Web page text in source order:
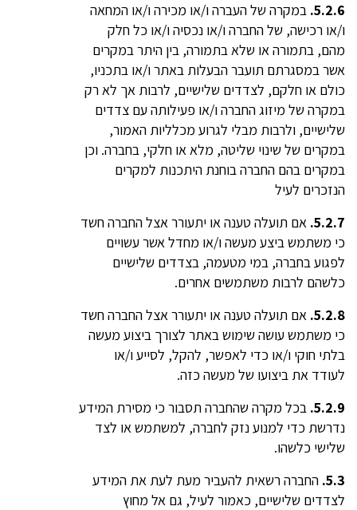
5.2.6. במקרה של העברה ו/או מכירה ו/או המחאה
ו/או רכישה, של החברה ו/או נכסיה ו/או כל חלק
מהם, בתמורה או שלא בתמורה, בין היתר במקרים
אשר במסגרתם תועבר הבעלות באתר ו/או בתכניו,
כולם או חלקם, לצדדים שלישיים, לרבות אך לא רק
במקרה של מיזוג החברה ו/או פעילותה עם צדדים
שלישיים, ולרבות מבלי לגרוע מכלליות האמור,
במקרים של שינוי שליטה, מלא או חלקי, בחברה. וכן
במקרים בהם החברה בוחנת היתכנות למקרים
הנזכרים לעיל
5.2.7. אם תועלה טענה או יתעורר אצל החברה חשד
כי משתמש ביצע מעשה ו/או מחדל אשר עשויים
לפגוע בחברה, במי מטעמה, בצדדים שלישיים
כלשהם לרבות משתמשים אחרים.
5.2.8. אם תועלה טענה או יתעורר אצל החברה חשד
כי משתמש עושה שימוש באתר לצורך ביצוע מעשה
בלתי חוקי ו/או כדי לאפשר, להקל, לסייע ו/או
לעודד את ביצועו של מעשה כזה.
5.2.9. בכל מקרה שהחברה תסבור כי מסירת המידע
נדרשת כדי למנוע נזק לחברה, למשתמש או לצד
שלישי כלשהו.
5.3. החברה רשאית להעביר מעת לעת את המידע
לצדדים שלישיים, כאמור לעיל, גם אל מחוץ